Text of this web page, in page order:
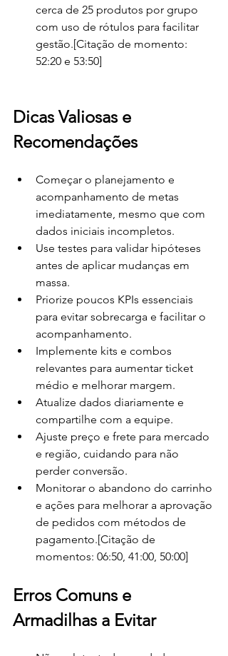
cerca de 25 produtos por grupo
com uso de rótulos para facilitar
gestão.[Citação de momento:
52:20 e 53:50]
Dicas Valiosas e
Recomendações
Começar o planejamento e
acompanhamento de metas
imediatamente, mesmo que com
dados iniciais incompletos.
Use testes para validar hipóteses
antes de aplicar mudanças em
massa.
Priorize poucos KPIs essenciais
para evitar sobrecarga e facilitar o
acompanhamento.
Implemente kits e combos
relevantes para aumentar ticket
médio e melhorar margem.
Atualize dados diariamente e
compartilhe com a equipe.
Ajuste preço e frete para mercado
e região, cuidando para não
perder conversão.
Monitorar o abandono do carrinho
e ações para melhorar a aprovação
de pedidos com métodos de
pagamento.[Citação de
momentos: 06:50, 41:00, 50:00]
Erros Comuns e
Armadilhas a Evitar